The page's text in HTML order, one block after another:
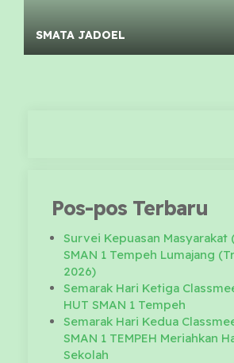
SMATA JADOEL
Pos-pos Terbaru
Survei Kepuasan Masyarakat
SMAN 1 Tempeh Lumajang
2026)
Semarak Hari Ketiga
HUT SMAN 1 Tempeh
Semarak Hari Kedua
SMAN 1 TEMPEH Meriahkan
Sekolah